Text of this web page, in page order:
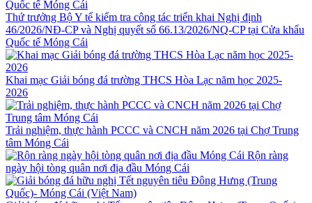
Thứ trưởng Bộ Y tế kiểm tra công tác triển khai Nghị định
46/2026/NĐ-CP và Nghị quyết số 66.13/2026/NQ-CP tại Cửa khẩu
Quốc tế Móng Cái
Khai mạc Giải bóng đá trường THCS Hòa Lạc năm học 2025-
2026
Trải nghiệm, thực hành PCCC và CNCH năm 2026 tại Chợ Trung
tâm Móng Cái
Rộn ràng
ngày hội tòng quân nơi địa đầu Móng Cái